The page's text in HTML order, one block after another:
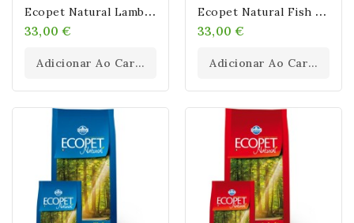
E
Copet Natural Lamb MINI 12kg
33,00 €
Adicionar Ao Carrinho
E
Copet Natural Fish MAXI 12kg
33,00 €
Adicionar Ao Carrinho